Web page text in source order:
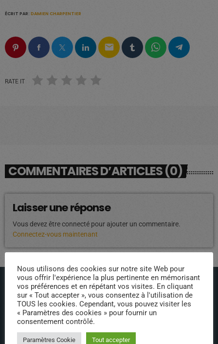
ÉCRIT PAR: DAMIEN CHARPENTIER
email
RATE IT
COMMENTAIRES D’ARTICLES (0)
Laisser une réponse
Vous devez être connecté pour ajouter un commentaire.
Connectez-vous maintenant
ÉPISODES DE PODCAST
Nous utilisons des cookies sur notre site Web pour
vous offrir l'expérience la plus pertinente en mémorisant
vos préférences et en répétant vos visites. En cliquant
sur « Tout accepter », vous consentez à l'utilisation de
TOUS les cookies. Cependant, vous pouvez visiter les
« Paramètres des cookies » pour fournir un
consentement contrôlé.
Paramètres Cookie Tout accepter